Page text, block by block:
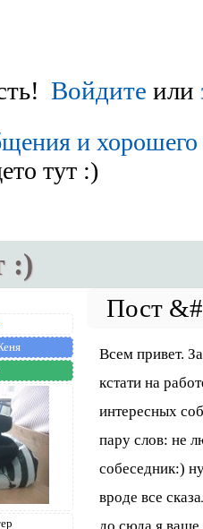
Войдите или
и хорошего
тут :)
:)
Всем привет.
кстати на
интересных
пару слов: не
собеседник:)
вроде все